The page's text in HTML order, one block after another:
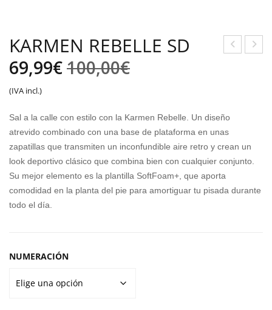
ND
V6
MID
V6
MID
KARMEN REBELLE SD
100,00€El
original
era:
100,00€.
69,99€
El
actual
es:
69,99€.
(IVA incl.)
Sal a la calle con estilo con la Karmen Rebelle. Un diseño
atrevido combinado con una base de plataforma en unas
zapatillas que transmiten un inconfundible aire retro y crean un
look deportivo clásico que combina bien con cualquier conjunto.
Su mejor elemento es la plantilla SoftFoam+, que aporta
comodidad en la planta del pie para amortiguar tu pisada durante
todo el día.
NUMERACIÓN